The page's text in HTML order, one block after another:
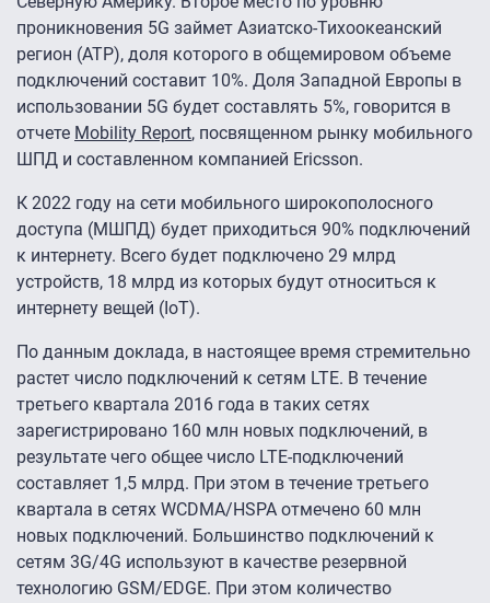
проникновения 5G займет Азиатско-Тихоокеанский
регион (АТР), доля которого в общемировом объеме
подключений составит 10%. Доля Западной Европы в
использовании 5G будет составлять 5%, говорится в
отчете Mobility Report, посвященном рынку мобильного
ШПД и составленном компанией Ericsson.
К 2022 году на сети мобильного широкополосного
доступа (МШПД) будет приходиться 90% подключений
к интернету. Всего будет подключено 29 млрд
устройств, 18 млрд из которых будут относиться к
интернету вещей (IoT).
По данным доклада, в настоящее время стремительно
растет число подключений к сетям LTE. В течение
третьего квартала 2016 года в таких сетях
зарегистрировано 160 млн новых подключений, в
результате чего общее число LTE-подключений
составляет 1,5 млрд. При этом в течение третьего
квартала в сетях WCDMA/HSPA отмечено 60 млн
новых подключений. Большинство подключений к
сетям 3G/4G используют в качестве резервной
технологию GSM/EDGE. При этом количество